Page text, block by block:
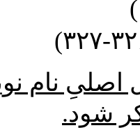
نام
شود.